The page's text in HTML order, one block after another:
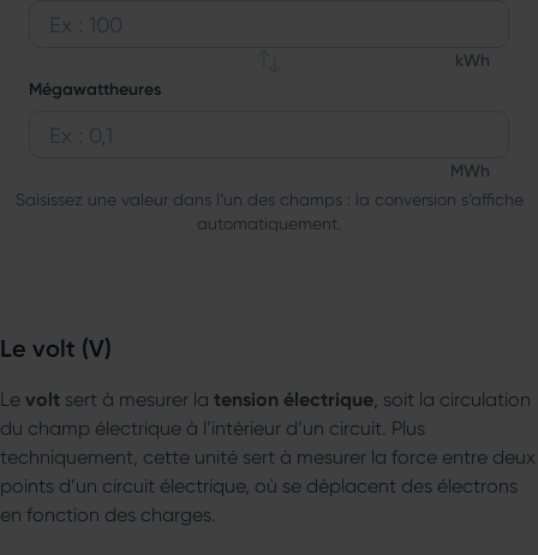
kWh
Entrez une valeur en kilowattheures pour la convertir en
Mégawattheures
MWh
Entrez une valeur en mégawattheures pour la convertir
Saisissez une valeur dans l’un des champs : la conversion s’affiche
automatiquement.
Le volt (V)
Le volt sert à mesurer la tension électrique, soit la circulation
du champ électrique à l’intérieur d’un circuit. Plus
techniquement, cette unité sert à mesurer la force entre deux
points d’un circuit électrique, où se déplacent des électrons
en fonction des charges.